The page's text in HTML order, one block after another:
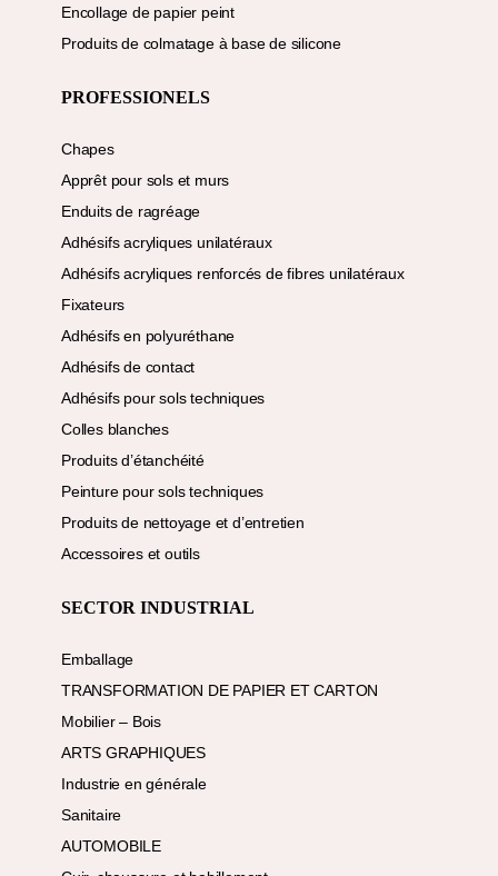
Encollage de papier peint
Produits de colmatage à base de silicone
PROFESSIONELS
Chapes
Apprêt pour sols et murs
Enduits de ragréage
Adhésifs acryliques unilatéraux
Adhésifs acryliques renforcés de fibres unilatéraux
Fixateurs
Adhésifs en polyuréthane
Adhésifs de contact
Adhésifs pour sols techniques
Colles blanches
Produits d’étanchéité
Peinture pour sols techniques
Produits de nettoyage et d’entretien
Accessoires et outils
SECTOR INDUSTRIAL
Emballage
TRANSFORMATION DE PAPIER ET CARTON
Mobilier – Bois
ARTS GRAPHIQUES
Industrie en générale
Sanitaire
AUTOMOBILE